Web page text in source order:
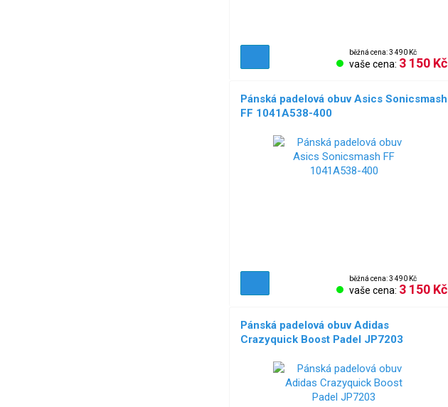
běžná cena: 3 490 Kč
vaše cena: 3 150 Kč
Pánská padelová obuv Asics Sonicsmash
FF 1041A538-400
běžná cena: 3 490 Kč
vaše cena: 3 150 Kč
Pánská padelová obuv Adidas
Crazyquick Boost Padel JP7203